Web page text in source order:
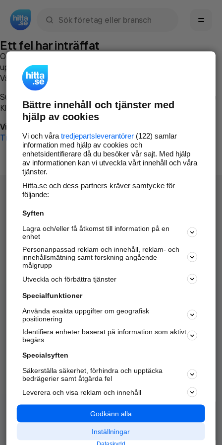
Ett fel har inträffat
Om du vill kan du
uppstod så att vi lättare och snabbare kan avhjälpa det.
Vänligen försök med följande:
Surfa till
Klicka påTillbaka-knappen i webbläsaren och försök igen
Vi beklagar besväret!
Till startsidan
Hitta.se - Gratis nummerupplysning.
Sök företag, personer och platser.
Hitta telefonnummer, adresser, företagsinfo mm.
Marknadsför företaget
Kom igång och annonsera mot
samarbetspartners nära dig.
Alla kategorier
Populära sökningar
API & Kartor
Annonsera
Integritet
Nödnummer
Bättre innehåll och tjänster med
hjälp av cookies
Vi och våra tredjepartsleverantörer(122) samlar
information med hjälp av cookies och
enhetsidentifierare då du besöker vår sajt. Med hjälp
av informationen kan vi utveckla vårt innehåll och våra
tjänster.
Hitta.se och dess partners kräver samtycke för
följande:
Syften
Lagra och/eller få åtkomst till information på en
enhet
Personanpassad reklam och innehåll, reklam- och
innehållsmätning samt forskning angående
målgrupp
Utveckla och förbättra tjänster
Specialfunktioner
Använda exakta uppgifter om geografisk
positionering
Identifiera enheter baserat på information som aktivt
begärs
Specialsyften
Säkerställa säkerhet, förhindra och upptäcka
bedrägerier samt åtgärda fel
Leverera och visa reklam och innehåll
Godkänn alla
Inställningar
Dataskydd